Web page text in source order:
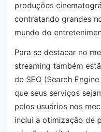
produções
contratando grandes
mundo do
Para se destacar no
streaming também
de SEO (Search
que seus serviços
pelos usuários nos
inclui a otimização de